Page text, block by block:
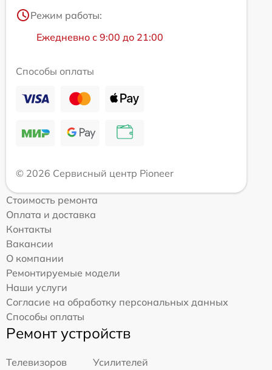
Режим работы:
Ежедневно с 9:00 до 21:00
Способы оплаты
© 2026 Сервисный центр Pioneer
Стоимость ремонта
Оплата и доставка
Контакты
Вакансии
О компании
Ремонтируемые модели
Наши услуги
Согласие на обработку персональных данных
Способы оплаты
Ремонт устройств
Телевизоров
Усилителей